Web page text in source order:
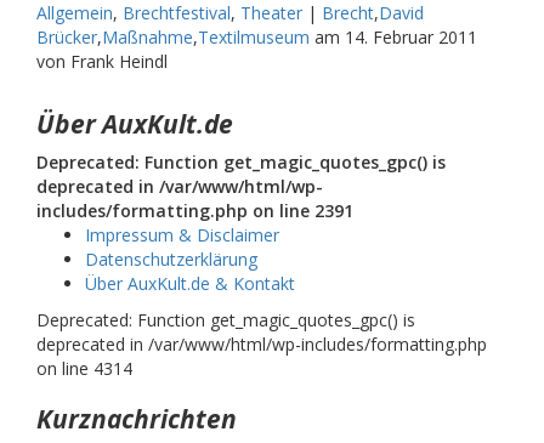
Allgemein, Brechtfestival, Theater | Brecht,David
Brücker,Maßnahme,Textilmuseum am 14. Februar 2011
von Frank Heindl
Über AuxKult.de
Deprecated: Function get_magic_quotes_gpc() is
deprecated in /var/www/html/wp-
includes/formatting.php on line 2391
Impressum & Disclaimer
Datenschutzerklärung
Über AuxKult.de & Kontakt
Deprecated: Function get_magic_quotes_gpc() is
deprecated in /var/www/html/wp-includes/formatting.php
on line 4314
Kurznachrichten